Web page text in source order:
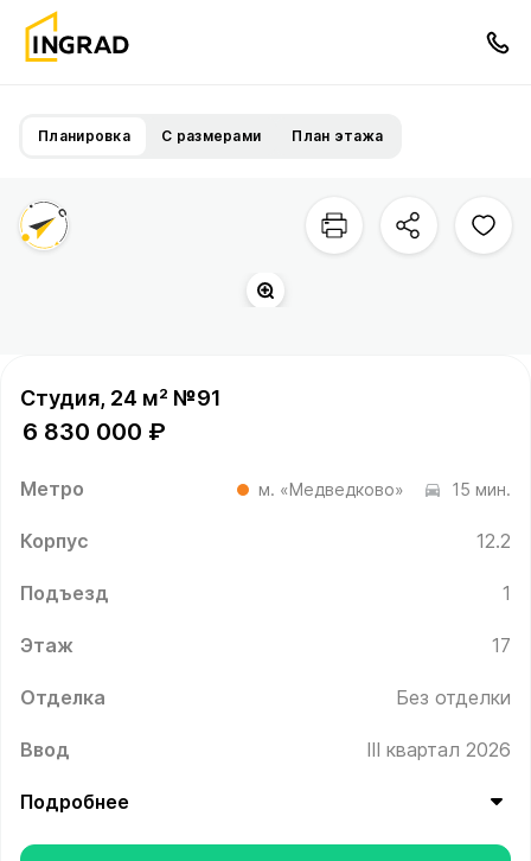
Планировка С размерами План этажа
Студия, 24 м² №91
6 830 000 ₽
Метро м. «Медведково» 15 мин.
Корпус 12.2
Подъезд 1
Этаж 17
Отделка Без отделки
Ввод III квартал 2026
Подробнее